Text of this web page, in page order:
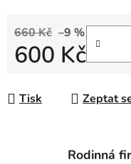
660 Kč –9 %
600 Kč
Tisk Zeptat
Rodinná